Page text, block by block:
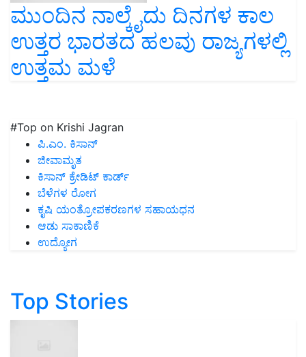
ಮುಂದಿನ ನಾಲ್ಕೈದು ದಿನಗಳ ಕಾಲ
ಉತ್ತರ ಭಾರತದ ಹಲವು ರಾಜ್ಯಗಳಲ್ಲಿ
ಉತ್ತಮ ಮಳೆ
#Top on Krishi Jagran
ಪಿ.ಎಂ. ಕಿಸಾನ್
ಜೀವಾಮೃತ
ಕಿಸಾನ್ ಕ್ರೇಡಿಟ್ ಕಾರ್ಡ್
ಬೆಳೆಗಳ ರೋಗ
ಕೃಷಿ ಯಂತ್ರೋಪಕರಣಗಳ ಸಹಾಯಧನ
ಆಡು ಸಾಕಾಣಿಕೆ
ಉದ್ಯೋಗ
Top Stories